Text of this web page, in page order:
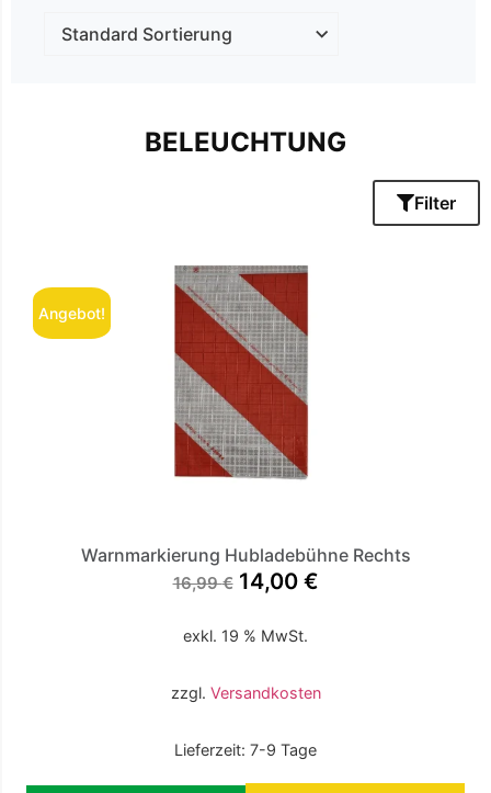
BELEUCHTUNG
Filter
Angebot!
Warnmarkierung Hubladebühne Rechts
16,99€ 14,00 €
exkl. 19 % MwSt.
zzgl. Versandkosten
Lieferzeit: 7-9 Tage